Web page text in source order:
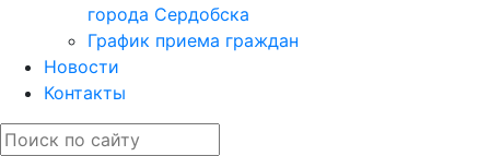
города Сердобска
График приема граждан
Новости
Контакты